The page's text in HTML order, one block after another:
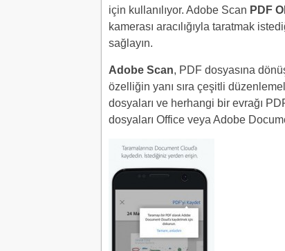
için kullanılıyor. Adobe Scan PDF
kamerası aracılığıyla taratmak
sağlayın.
Adobe Scan, PDF dosyasına
özelliğin yanı sıra çeşitli
dosyaları ve herhangi bir evrağı
dosyaları Office veya Adobe